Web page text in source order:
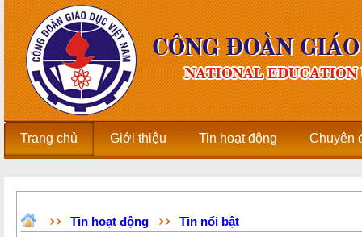
Trang chủ Giới thiệu Tin hoạt động Chuyên
Tin hoạt động Tin nổi bật